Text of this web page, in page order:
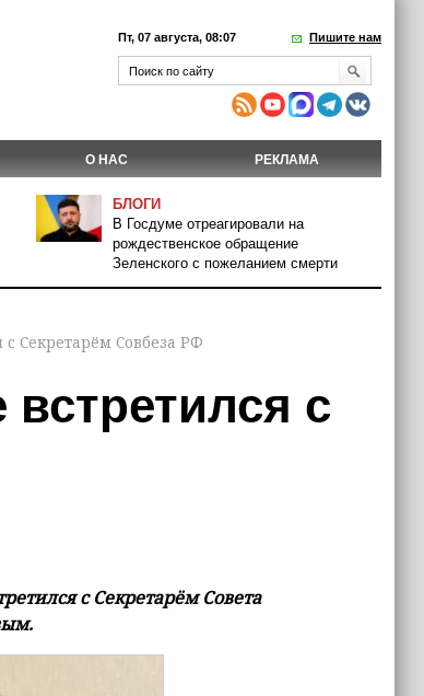
Пт, 07 августа, 08:07 Пишите нам
О НАС РЕКЛАМА
БЛОГИ
В Госдуме отреагировали на
рождественское обращение
Зеленского с пожеланием смерти
Секретарём Совбеза РФ
с
с Секретарём Совета